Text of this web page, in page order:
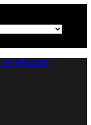
SPAZIO